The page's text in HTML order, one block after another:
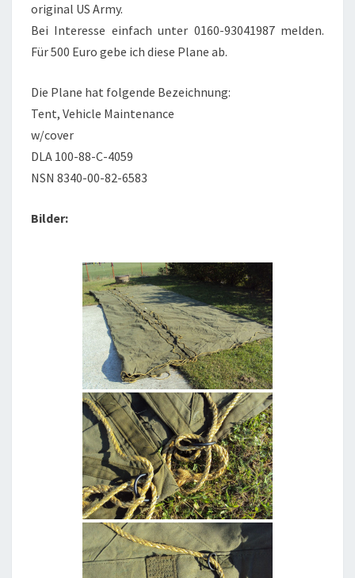
original US Army.
Bei Interesse einfach unter 0160-93041987 melden.
Für 500 Euro gebe ich diese Plane ab.
Die Plane hat folgende Bezeichnung:
Tent, Vehicle Maintenance
w/cover
DLA 100-88-C-4059
NSN 8340-00-82-6583
Bilder: